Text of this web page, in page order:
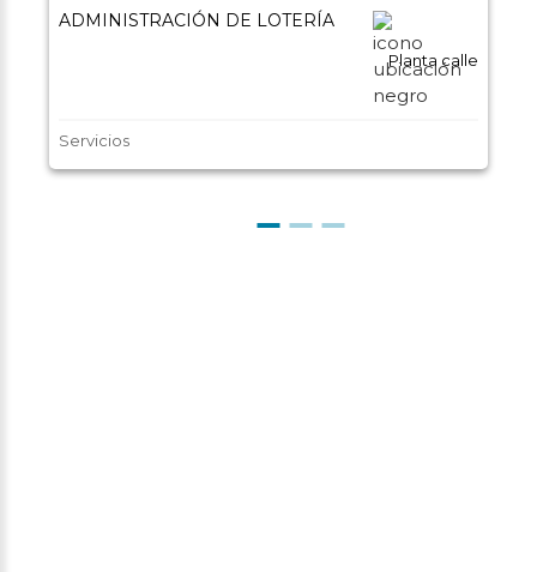
ADMINISTRACIÓN DE LOTERÍA
Planta calle
Servicios